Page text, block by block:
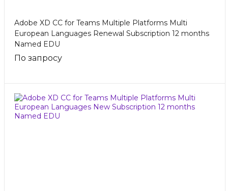
Adobe XD CC for Teams Multiple Platforms Multi
European Languages Renewal Subscription 12 months
Named EDU
По запросу